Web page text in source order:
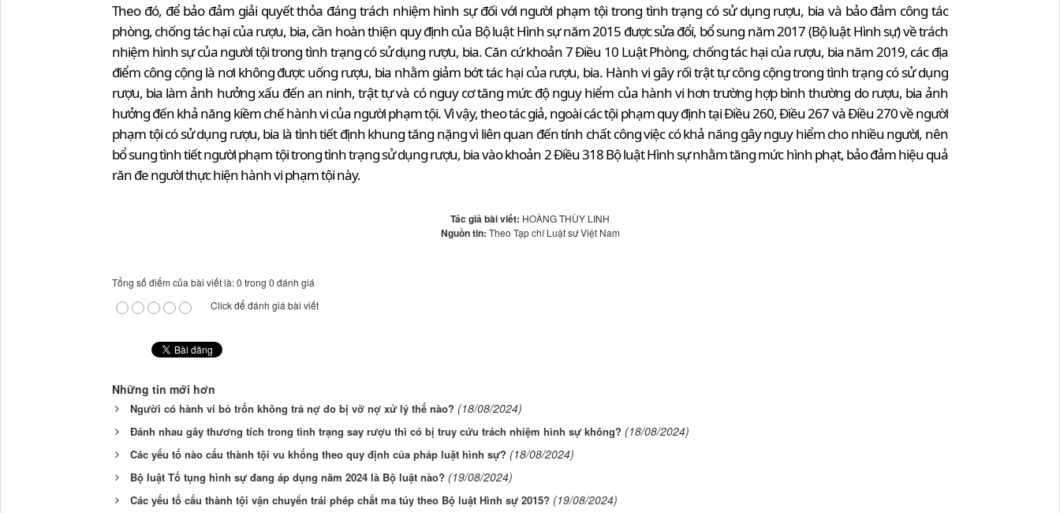
Theo đó, để bảo đảm giải quyết thỏa đáng trách nhiệm hình sự đối với người phạm tội trong tình trạng có sử dụng rượu, bia và bảo đảm công tác
phòng, chống tác hại của rượu, bia, cần hoàn thiện quy định của Bộ luật Hình sự năm 2015 được sửa đổi, bổ sung năm 2017 (Bộ luật Hình sự) về trách
nhiệm hình sự của người tội trong tình trạng có sử dụng rượu, bia. Căn cứ khoản 7 Điều 10 Luật Phòng, chống tác hại của rượu, bia năm 2019, các địa
điểm công cộng là nơi không được uống rượu, bia nhằm giảm bớt tác hại của rượu, bia. Hành vi gây rối trật tự công cộng trong tình trạng có sử dụng
rượu, bia làm ảnh hưởng xấu đến an ninh, trật tự và có nguy cơ tăng mức độ nguy hiểm của hành vi hơn trường hợp bình thường do rượu, bia ảnh
hưởng đến khả năng kiềm chế hành vi của người phạm tội. Vì vậy, theo tác giả, ngoài các tội phạm quy định tại Điều 260, Điều 267 và Điều 270 về người
phạm tội có sử dụng rượu, bia là tình tiết định khung tăng nặng vì liên quan đến tính chất công việc có khả năng gây nguy hiểm cho nhiều người, nên
bổ sung tình tiết người phạm tội trong tình trạng sử dụng rượu, bia vào khoản 2 Điều 318 Bộ luật Hình sự nhằm tăng mức hình phạt, bảo đảm hiệu quả
răn đe người thực hiện hành vi phạm tội này.
Tác giả bài viết: HOÀNG THÙY LINH
Nguồn tin: Theo Tạp chí Luật sư Việt Nam
Tổng số điểm của bài viết là: 0 trong 0 đánh giá
Click để đánh giá bài viết
Những tin mới hơn
Người có hành vi bỏ trốn không trả nợ do bị vỡ nợ xử lý thế nào? (18/08/2024)
Đánh nhau gây thương tích trong tình trạng say rượu thì có bị truy cứu trách nhiệm hình sự không? (18/08/2024)
Các yếu tố nào cấu thành tội vu khống theo quy định của pháp luật hình sự? (18/08/2024)
Bộ luật Tố tụng hình sự đang áp dụng năm 2024 là Bộ luật nào? (19/08/2024)
Các yếu tố cấu thành tội vận chuyển trái phép chất ma túy theo Bộ luật Hình sự 2015? (19/08/2024)